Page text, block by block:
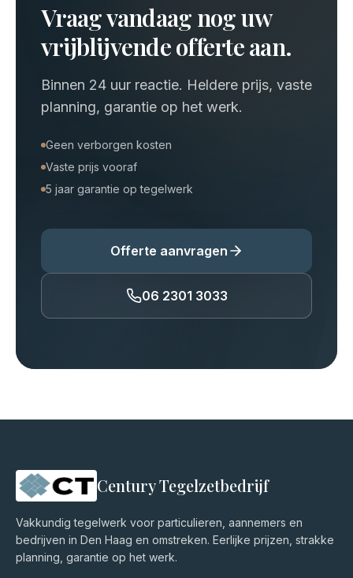
Vraag vandaag nog uw
vrijblijvende offerte aan.
Binnen 24 uur reactie. Heldere prijs, vaste
planning, garantie op het werk.
Geen verborgen kosten
Vaste prijs vooraf
5 jaar garantie op tegelwerk
Offerte aanvragen
06 2301 3033
Century Tegelzetbedrijf
Vakkundig tegelwerk voor particulieren, aannemers en
bedrijven in Den Haag en omstreken. Eerlijke prijzen, strakke
planning, garantie op het werk.